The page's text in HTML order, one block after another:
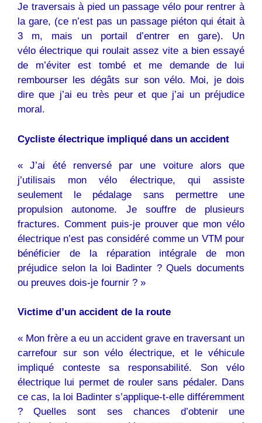
Je traversais à pied un passage vélo pour rentrer à
la gare, (ce n’est pas un passage piéton qui était à
3 m, mais un portail d’entrer en gare). Un
vélo électrique qui roulait assez vite a bien essayé
de m’éviter est tombé et me demande de lui
rembourser les dégâts sur son vélo. Moi, je dois
dire que j’ai eu très peur et que j’ai un préjudice
moral.
Cycliste électrique impliqué dans un accident
« J’ai été renversé par une voiture alors que
j’utilisais mon vélo électrique, qui assiste
seulement le pédalage sans permettre une
propulsion autonome. Je souffre de plusieurs
fractures. Comment puis-je prouver que mon vélo
électrique n’est pas considéré comme un VTM pour
bénéficier de la réparation intégrale de mon
préjudice selon la loi Badinter ? Quels documents
ou preuves dois-je fournir ? »
Victime d’un accident de la route
« Mon frère a eu un accident grave en traversant un
carrefour sur son vélo électrique, et le véhicule
impliqué conteste sa responsabilité. Son vélo
électrique lui permet de rouler sans pédaler. Dans
ce cas, la loi Badinter s’applique-t-elle différemment
? Quelles sont ses chances d’obtenir une